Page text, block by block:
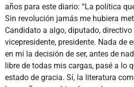
años para este diario: “La política
Sin revolución jamás me hubiera
Candidato a algo, diputado,
vicepresidente, presidente. Nada de
en mí la decisión de ser, antes de
libre de todas mis cargas, pasé a lo
estado de gracia. Sí, la literatura